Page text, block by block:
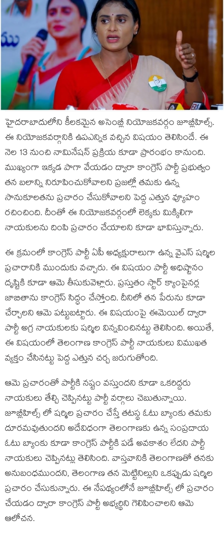
హైదరాబాదులోని కీలకమైన అసెంబ్లీ నియోజకవర్గం జూబ్లీహిల్స్.
ఈ నియోజకవర్గానికి ఉపఎన్నిక వచ్చిన విషయం తెలిసిందే. ఈ
నెల 13 నుంచి నామినేషన్ ప్రక్రియ కూడా ప్రారంభం కానుంది.
ముఖ్యంగా ఇక్కడ పాగా వేయడం ద్వారా కాంగ్రెస్ పార్టీ ప్రభుత్వం
తన బలాన్ని నిరూపించుకోవాలని ప్రజల్లో తమకు ఉన్న
సానుకూలతను ప్రచారం చేసుకోవాలని పెద్ద ఎత్తున వ్యూహం
రచించింది. దీంతో ఈ నియోజకవర్గంలో లెక్కకు మిక్కిలిగా
నాయకులను దింపి ప్రచారం చేయాలని కూడా భావిస్తున్నారు.
ఈ క్రమంలో కాంగ్రెస్ పార్టీ ఏపీ అధ్యక్షురాలుగా ఉన్న వైఎస్ షర్మిల
ప్రచారానికి ముందుకు వచ్చారు. ఈ విషయం పార్టీ అధిష్టానం
దృష్టికి కూడా ఆమె తీసుకువెళ్లారు. ప్రస్తుతం స్టార్ క్యాంపైనర్ల
జాబితాను కాంగ్రెస్ సిద్ధం చేస్తోంది. దీనిలో తన పేరును కూడా
చేర్చాలని ఆమె పట్టుబట్టారు. ఈ విషయంపై ఈమెయిల్ ద్వారా
పార్టీ అగ్ర నాయకులకు షర్మిల విన్నవించినట్టు తెలిసింది. అయితే,
ఈ విషయంలో తెలంగాణ కాంగ్రెస్ పార్టీ నాయకులు విముఖత
వ్యక్తం చేసినట్టు పెద్ద ఎత్తున చర్చ జరుగుతోంది.
ఆమె ప్రచారంతో పార్టీకి నష్టం వస్తుందని కూడా ఒకరిద్దరు
నాయకులు తేల్చి చెప్పినట్టు పార్టీ వర్గాలు చెబుతున్నాయి.
జూబ్లీహిల్స్ లో షర్మిల ప్రచారం చేస్తే తటస్థ ఓటు బ్యాంకు తమకు
దూరమవుతుందని అదేవిధంగా తెలంగాణకు ఉన్న సంప్రదాయ
ఓటు బ్యాంకు కూడా కాంగ్రెస్ పార్టీకి పడే అవకాశం లేదని పార్టీ
నాయకులు చెప్పినట్లు తెలిసింది. వాస్తవానికి తెలంగాణతో తనకు
అనుబంధముందని, తెలంగాణ తన మెట్టినిల్లుని ఒకప్పుడు షర్మిల
ప్రచారం చేసుకున్నారు. ఈ నేపథ్యంలోనే జూబ్లీహిల్స్ లో ప్రచారం
చేయడం ద్వారా కాంగ్రెస్ పార్టీ అభ్యర్థిని గెలిపించాలని ఆమె
ఆలోచన.